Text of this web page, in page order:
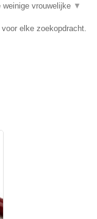
vrouwelijke ▼
elke zoekopdracht.